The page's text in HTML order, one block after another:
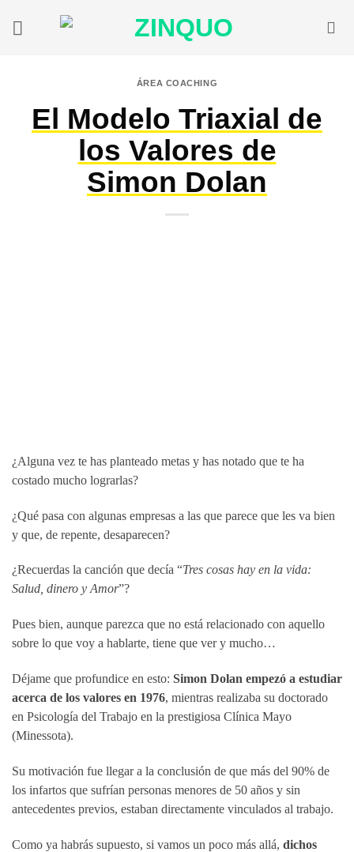
ÁREA COACHING
El Modelo Triaxial de
los Valores de
Simon Dolan
¿Alguna vez te has planteado metas y has notado que te ha
costado mucho lograrlas?
¿Qué pasa con algunas empresas a las que parece que les va bien
y que, de repente, desaparecen?
¿Recuerdas la canción que decía “Tres cosas hay en la vida:
Salud, dinero y Amor”?
Pues bien, aunque parezca que no está relacionado con aquello
sobre lo que voy a hablarte, tiene que ver y mucho…
Déjame que profundice en esto: Simon Dolan empezó a estudiar
acerca de los valores en 1976, mientras realizaba su doctorado
en Psicología del Trabajo en la prestigiosa Clínica Mayo
(Minessota).
Su motivación fue llegar a la conclusión de que más del 90% de
los infartos que sufrían personas menores de 50 años y sin
antecedentes previos, estaban directamente vinculados al trabajo.
Como ya habrás supuesto, si vamos un poco más allá, dichos